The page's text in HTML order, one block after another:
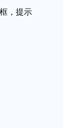
，提示